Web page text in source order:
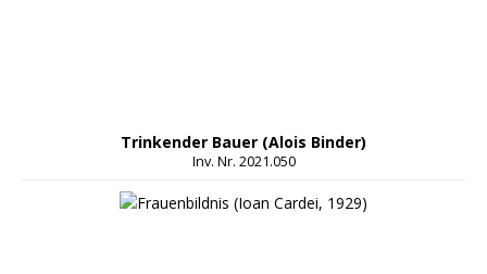
Trinkender Bauer (Alois Binder)
Inv. Nr. 2021.050